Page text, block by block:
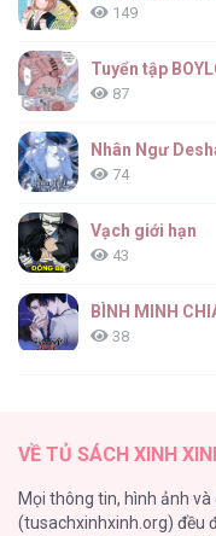
149
Tuyển tập
87
Nhân Ngư
74
Vạch giới hạn
43
BÌNH MINH
38
26
VỀ TỦ SÁCH XINH
Mọi thông tin, hình ảnh
(tusachxinhxinh.org) đều